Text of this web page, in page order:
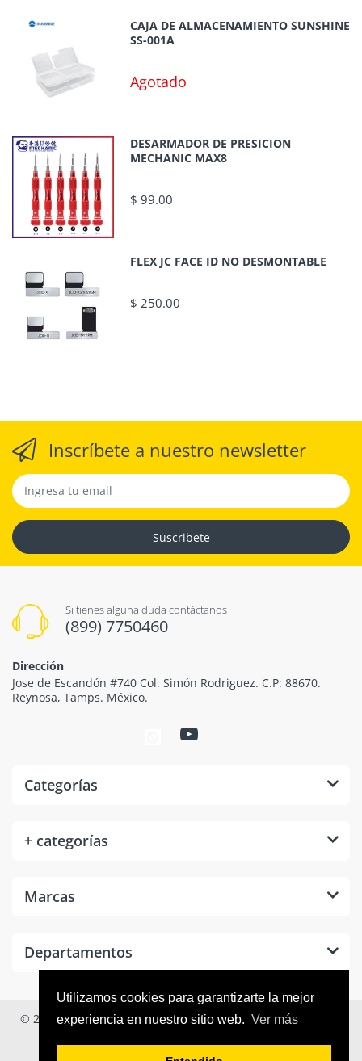
Utilizamos cookies para garantizarte la mejor
experiencia en nuestro sitio web. Ver más
CAJA DE ALMACENAMIENTO SUNSHINE
SS-001A
Agotado
DESARMADOR DE PRESICION
MECHANIC MAX8
$ 99.00
FLEX JC FACE ID NO DESMONTABLE
$ 250.00
Inscríbete a nuestro newsletter
Suscribete
Si tienes alguna duda contáctanos
(899) 7750460
Dirección
Jose de Escandón #740 Col. Simón Rodriguez. C.P: 88670.
Reynosa, Tamps. México.
Categorías
+ categorías
Marcas
Departamentos
© 2026Tool Room México. Todos los derechos reservados.